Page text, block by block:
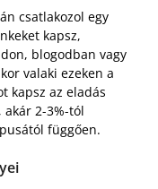
csatlakozol egy
kapsz,
blogodban vagy
valaki ezeken a
kapsz az eladás
2-3%-tól
függően.